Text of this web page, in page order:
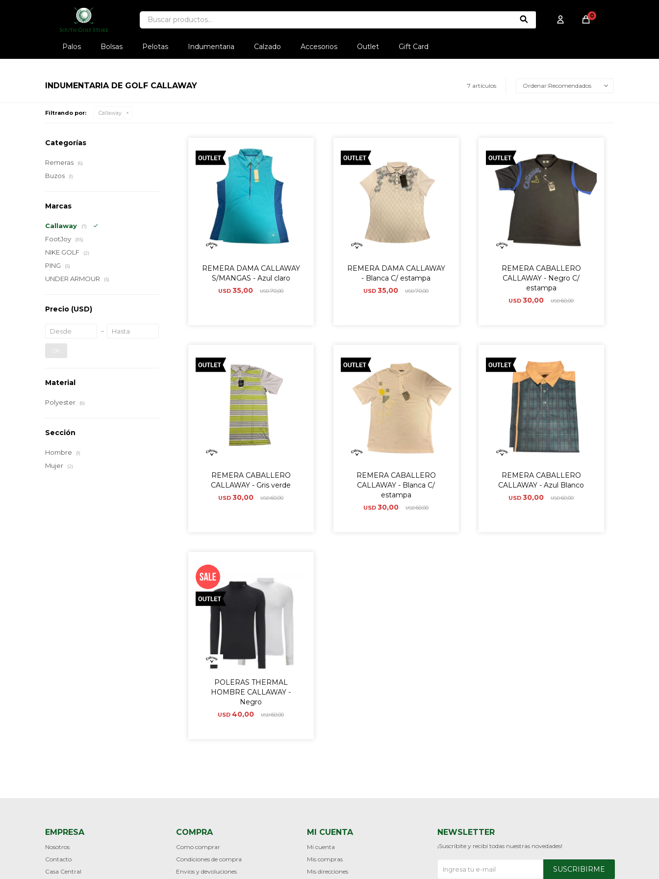
Palos Bolsas Pelotas Indumentaria Calzado Accesorios Outlet Gift Card
0
INDUMENTARIA DE GOLF CALLAWAY 7 artículos Recomendados
Filtrando por: Callaway
REMERA DAMA CALLAWAY
S/MANGAS - Azul claro
USD 35,00 USD70,00
REMERA DAMA CALLAWAY
- Blanca C/ estampa
USD 35,00 USD70,00
REMERA CABALLERO
CALLAWAY - Negro C/
estampa
USD 30,00 USD60,00
REMERA CABALLERO
CALLAWAY - Gris verde
USD 30,00 USD60,00
REMERA CABALLERO
CALLAWAY - Blanca C/
estampa
USD 30,00 USD60,00
REMERA CABALLERO
CALLAWAY - Azul Blanco
USD 30,00 USD60,00
POLERAS THERMAL
HOMBRE CALLAWAY -
Negro
USD 40,00 USD60,00
Categorías
Remeras (6)
Buzos (1)
Marcas
Callaway (7)
FootJoy (115)
NIKE GOLF (2)
PING (5)
UNDER ARMOUR (5)
Precio (USD)
OK
Material
Polyester (6)
Sección
Hombre (1)
Mujer (2)
EMPRESA
Nosotros
Contacto
Casa Central
COMPRA
Como comprar
Condiciones de compra
Envios y devoluciones
MI CUENTA
Mi cuenta
Mis compras
Mis direcciones
NEWSLETTER
¡Suscribite y recibí todas nuestras novedades!
SUSCRIBIRME